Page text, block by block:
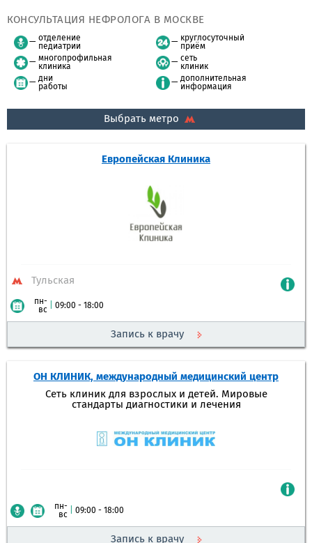
КОНСУЛЬТАЦИЯ НЕФРОЛОГА В МОСКВЕ
отделение
педиатрии
многопрофильная
клиника
дни
работы
круглосуточный
приём
сеть
клиник
дополнительная
информация
Выбрать метро
Европейская Клиника
Тульская
пн-
вс
09:00 - 18:00
Запись к врачу
ОН КЛИНИК, международный медицинский центр
Сеть клиник для взрослых и детей. Мировые
стандарты диагностики и лечения
пн-
вс
09:00 - 18:00
Запись к врачу